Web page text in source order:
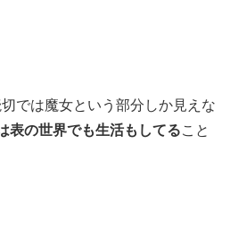
では魔女という部分しか見えな
表の世界でも生活もしてること